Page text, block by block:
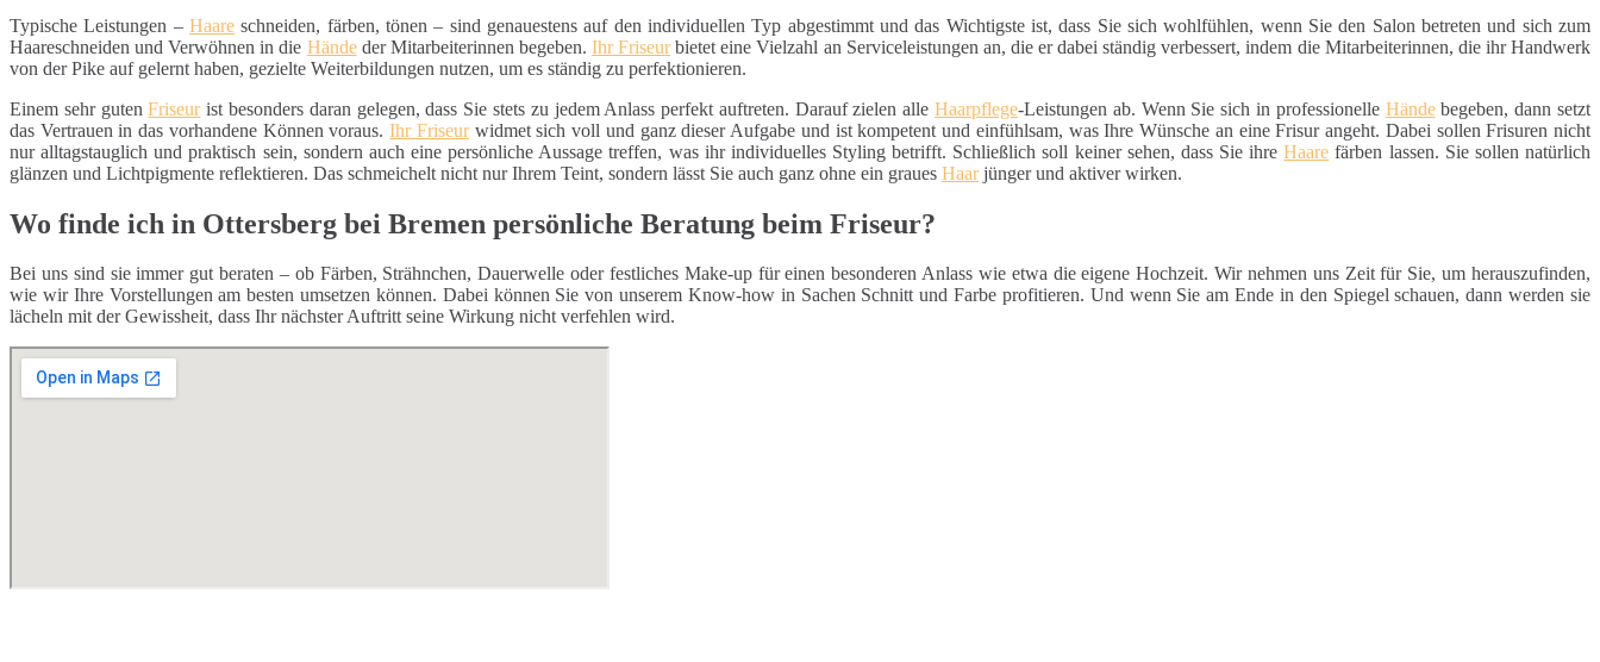
Typische Leistungen – Haare schneiden, färben, tönen – sind genauestens auf den individuellen Typ abgestimmt und das Wichtigste ist, dass Sie sich wohlfühlen, wenn Sie den Salon betreten und sich zum
Haareschneiden und Verwöhnen in die Händeder Mitarbeiterinnen begeben.Ihr Friseurbietet eine Vielzahl an Serviceleistungen an, die er dabei ständig verbessert, indem die Mitarbeiterinnen, die ihr Handwerk
von der Pike auf gelernt haben, gezielte Weiterbildungen nutzen, um es ständig zu perfektionieren.
Einem sehr gutenFriseurist besonders daran gelegen, dass Sie stets zu jedem Anlass perfekt auftreten. Darauf zielen alleHaarpflege-Leistungen ab. Wenn Sie sich in professionelle Händebegeben, dann setzt
das Vertrauen in das vorhandene Können voraus.Ihr Friseurwidmet sich voll und ganz dieser Aufgabe und ist kompetent und einfühlsam, was Ihre Wünsche an eine Frisur angeht. Dabei sollen Frisuren nicht
nur alltagstauglich und praktisch sein, sondern auch eine persönliche Aussage treffen, was ihr individuelles Styling betrifft. Schließlich soll keiner sehen, dass Sie ihreHaare färben lassen. Sie sollen natürlich
glänzen und Lichtpigmente reflektieren. Das schmeichelt nicht nur Ihrem Teint, sondern lässt Sie auch ganz ohne ein graues Haarjünger und aktiver wirken.
Wo finde ich in Ottersberg bei Bremen persönliche Beratung beim Friseur?
Bei uns sind sie immer gut beraten – ob Färben, Strähnchen, Dauerwelle oder festliches Make-up für einen besonderen Anlass wie etwa die eigene Hochzeit. Wir nehmen uns Zeit für Sie, um herauszufinden,
wie wir Ihre Vorstellungen am besten umsetzen können. Dabei können Sie von unserem Know-how in Sachen Schnitt und Farbe profitieren. Und wenn Sie am Ende in den Spiegel schauen, dann werden sie
lächeln mit der Gewissheit, dass Ihr nächster Auftritt seine Wirkung nicht verfehlen wird.